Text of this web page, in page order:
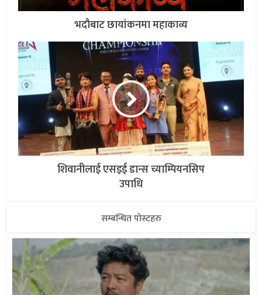
भदाैबाट छायांकनमा महाकाव्य
शिवानीलाई एसइई डान्स च्याम्पियनसिप
उपाधि
सम्बन्धित पोस्टहरु